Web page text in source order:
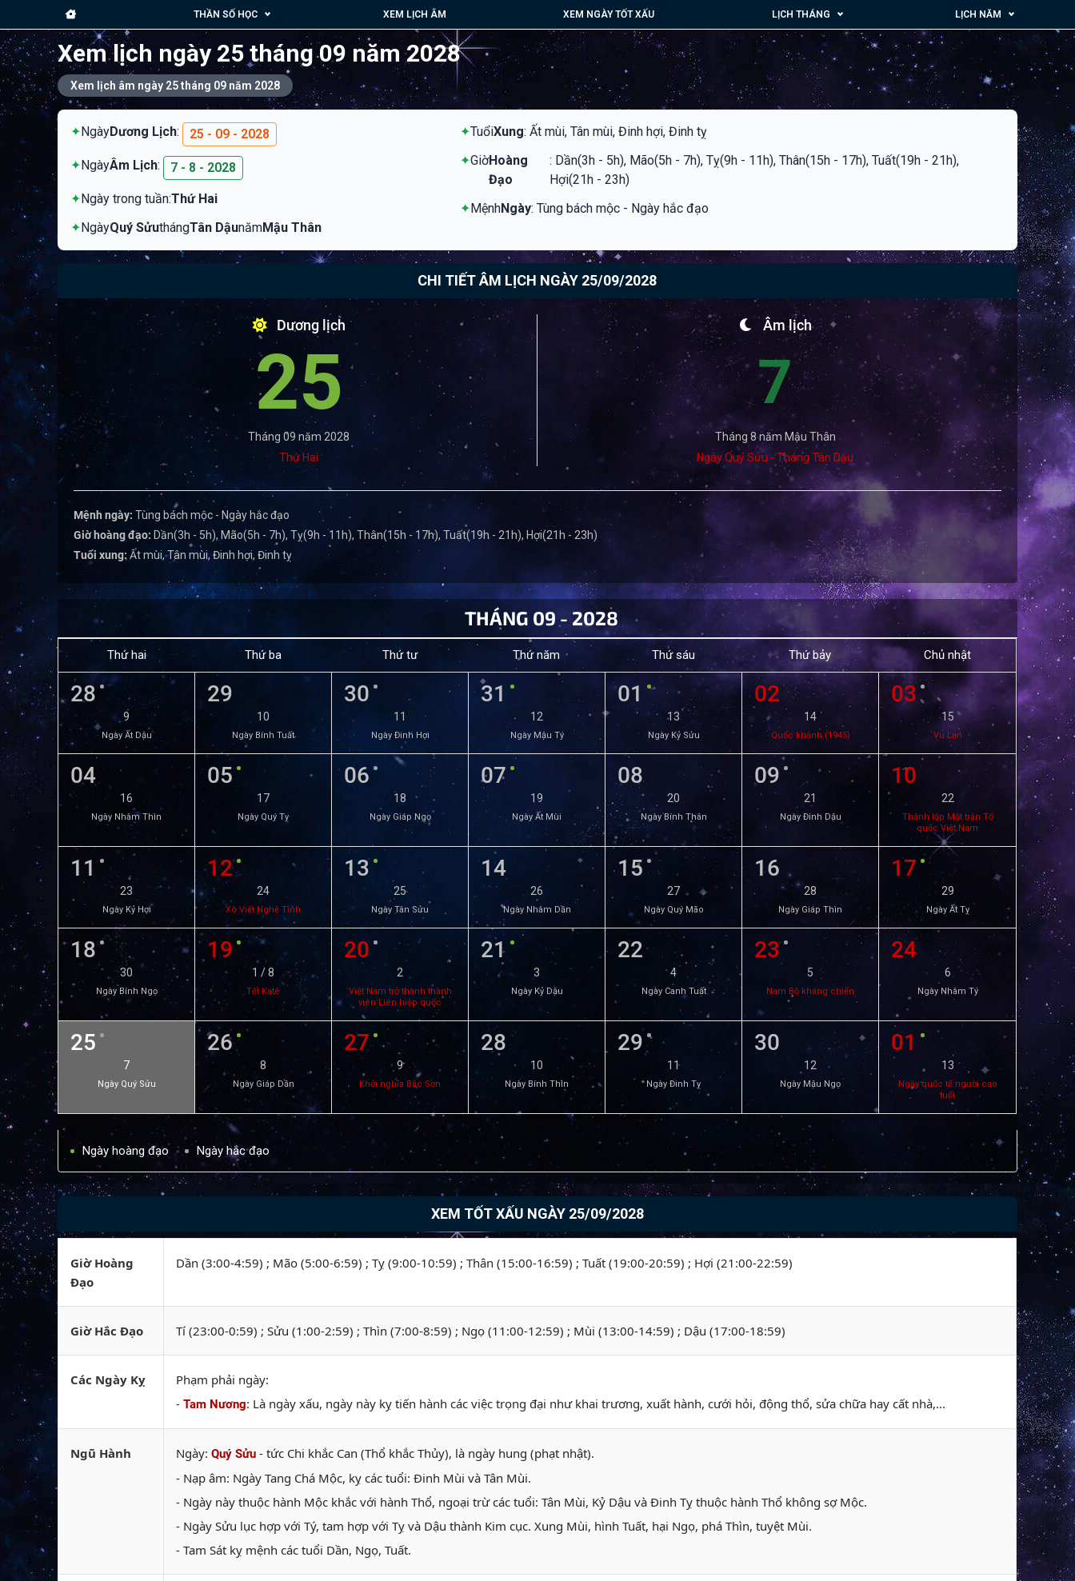
THẦN SỐ HỌC XEM LỊCH ÂM XEM NGÀY TỐT XẤU LỊCH THÁNG LỊCH NĂM
Xem lịch ngày 25 tháng 09 năm 2028
Xem lịch âm ngày 25 tháng 09 năm 2028
✦NgàyDương Lịch: 25 - 09 - 2028
✦NgàyÂm Lịch: 7 - 8 - 2028
✦Ngày trong tuần:Thứ Hai
✦NgàyQuý SửuthángTân DậunămMậu Thân
✦TuổiXung: Ất mùi, Tân mùi, Đinh hợi, Đinh tỵ
✦GiờHoàng
Đạo
: Dần(3h - 5h), Mão(5h - 7h), Tỵ(9h - 11h), Thân(15h - 17h), Tuất(19h - 21h),
Hợi(21h - 23h)
✦MệnhNgày: Tùng bách mộc - Ngày hắc đạo
CHI TIẾT ÂM LỊCH NGÀY 25/09/2028
Dương lịch
25
Tháng 09 năm 2028
Thứ Hai
Âm lịch
7
Tháng 8 năm Mậu Thân
Ngày Quý Sửu - Tháng Tân Dậu
Mệnh ngày: Tùng bách mộc - Ngày hắc đạo
Giờ hoàng đạo: Dần(3h - 5h), Mão(5h - 7h), Tỵ(9h - 11h), Thân(15h - 17h), Tuất(19h - 21h), Hợi(21h - 23h)
Tuổi xung:Ất mùi, Tân mùi, Đinh hợi, Đinh tỵ
THÁNG 09 - 2028
Thứ hai Thứ ba Thứ tư Thứ năm Thứ sáu Thứ bảy Chủ nhật
28
9
Ngày Ất Dậu
29
10
Ngày Bính Tuất
30
11
Ngày Đinh Hợi
31
12
Ngày Mậu Tý
01
13
Ngày Kỷ Sửu
02
14
Quốc khánh (1945)
03
15
Vu Lan
04
16
Ngày Nhâm Thìn
05
17
Ngày Quý Tỵ
06
18
Ngày Giáp Ngọ
07
19
Ngày Ất Mùi
08
20
Ngày Bính Thân
09
21
Ngày Đinh Dậu
10
22
Thành lập Mặt trận Tổ
quốc Việt Nam
11
23
Ngày Kỷ Hợi
12
24
Xô Viết Nghệ Tĩnh
13
25
Ngày Tân Sửu
14
26
Ngày Nhâm Dần
15
27
Ngày Quý Mão
16
28
Ngày Giáp Thìn
17
29
Ngày Ất Tỵ
18
30
Ngày Bính Ngọ
19
1 / 8
Tết Katê
20
2
Việt Nam trở thành thành
viên Liên hiệp quốc
21
3
Ngày Kỷ Dậu
22
4
Ngày Canh Tuất
23
5
Nam Bộ kháng chiến
24
6
Ngày Nhâm Tý
25
7
Ngày Quý Sửu
26
8
Ngày Giáp Dần
27
9
Khởi nghĩa Bắc Sơn
28
10
Ngày Bính Thìn
29
11
Ngày Đinh Tỵ
30
12
Ngày Mậu Ngọ
01
13
Ngày quốc tế người cao
tuổi
Ngày hoàng đạo Ngày hắc đạo
XEM TỐT XẤU NGÀY 25/09/2028
Giờ Hoàng
Đạo
Dần (3:00-4:59) ; Mão (5:00-6:59) ; Tỵ (9:00-10:59) ; Thân (15:00-16:59) ; Tuất (19:00-20:59) ; Hợi (21:00-22:59)
Giờ Hắc Đạo Tí (23:00-0:59) ; Sửu (1:00-2:59) ; Thìn (7:00-8:59) ; Ngọ (11:00-12:59) ; Mùi (13:00-14:59) ; Dậu (17:00-18:59)
Các Ngày Kỵ
Phạm phải ngày:
- Tam Nương: Là ngày xấu, ngày này kỵ tiến hành các việc trọng đại như khai trương, xuất hành, cưới hỏi, động thổ, sửa chữa hay cất nhà,...
Ngũ Hành Ngày: Quý Sửu - tức Chi khắc Can (Thổ khắc Thủy), là ngày hung (phạt nhật).
- Nạp âm: Ngày Tang Chá Mộc, kỵ các tuổi: Đinh Mùi và Tân Mùi.
- Ngày này thuộc hành Mộc khắc với hành Thổ, ngoại trừ các tuổi: Tân Mùi, Kỷ Dậu và Đinh Tỵ thuộc hành Thổ không sợ Mộc.
- Ngày Sửu lục hợp với Tý, tam hợp với Tỵ và Dậu thành Kim cục. Xung Mùi, hình Tuất, hại Ngọ, phá Thìn, tuyệt Mùi.
- Tam Sát kỵ mệnh các tuổi Dần, Ngọ, Tuất.